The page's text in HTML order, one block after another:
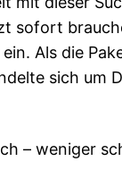
sofort
Als die
sich um
– weniger